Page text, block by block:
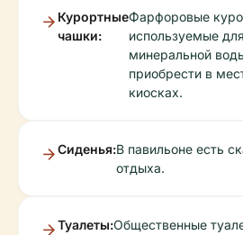
Курортные
чашки:
Фарфоровые
используемые
минеральной
приобрести в
киосках.
Сиденья:В павильоне есть
отдыха.
Туалеты:Общественные